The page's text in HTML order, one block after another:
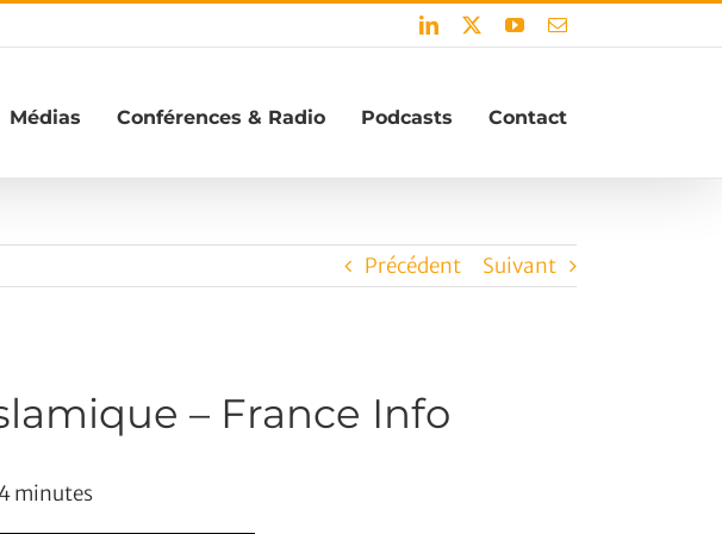
LinkedIn YouTubeEmail
Médias Conférences & Radio Podcasts Contact
Précédent Suivant
– France Info
minutes